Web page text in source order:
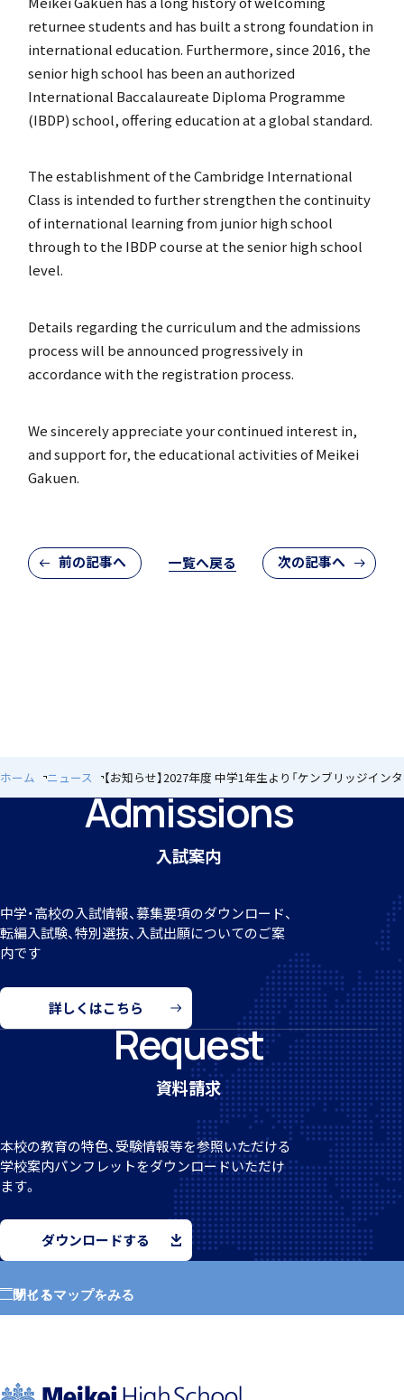
returnee students and has built a strong foundation in
international education. Furthermore, since 2016, the
senior high school has been an authorized
International Baccalaureate Diploma Programme
(IBDP) school, offering education at a global standard.
The establishment of the Cambridge International
Class is intended to further strengthen the continuity
of international learning from junior high school
through to the IBDP course at the senior high school
level.
Details regarding the curriculum and the admissions
process will be announced progressively in
accordance with the registration process.
We sincerely appreciate your continued interest in,
and support for, the educational activities of Meikei
Gakuen.
前の記事へ 一覧へ戻る 次の記事へ
ホーム ニュース 【お知らせ】2027年度 中学1年生より「ケンブリッジイン
Admissions
入試案内
中学・高校の入試情報、募集要項のダウンロード、
転編入試験、特別選抜、入試出願についてのご案
内です
詳しくはこちら
Request
資料請求
本校の教育の特色、受験情報等を参照いただける
学校案内パンフレットをダウンロードいただけ
ます。
ダウンロードする
サイトマップをみる
閉じる
学習支援 e-Dorm Lab
寮生インタビュー
帰国生支援
海外からの留学生受け入れ
中学入試情報
高校入試情報
進路実績